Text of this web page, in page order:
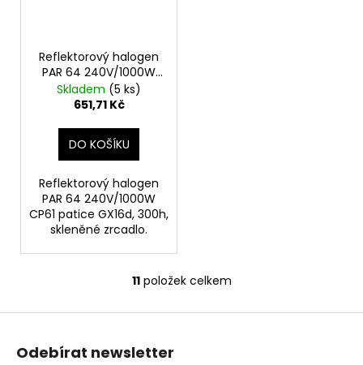
Reflektorový halogen
PAR 64 240V/1000W
CP61 patice GX16d
Skladem (5 ks)
651,71 Kč
DO KOŠÍKU
Reflektorový halogen
PAR 64 240V/1000W
CP61 patice GX16d, 300h,
skleněné zrcadlo.
O
11položek celkem
Z
Odebírat newsletter